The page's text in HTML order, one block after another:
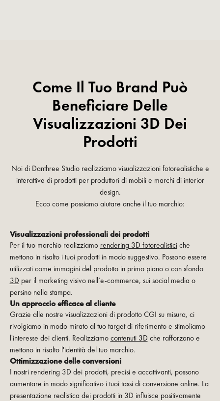
Come Il Tuo Brand Può
Beneficiare Delle
Visualizzazioni 3D Dei
Prodotti
Noi di Danthree Studio realizziamo visualizzazioni fotorealistiche e
interattive di prodotti per produttori di mobili e marchi di interior
design.
Ecco come possiamo aiutare anche il tuo marchio:
Visualizzazioni professionali dei prodotti
Per il tuo marchio realizziamo rendering 3D fotorealisticiche
mettono in risalto i tuoi prodotti in modo suggestivo. Possono essere
utilizzati come immagini del prodotto in primo piano o con sfondo
3D per il marketing visivo nell’e-commerce, sui social media o
persino nella stampa.
Un approccio efficace al cliente
Grazie alle nostre visualizzazioni di prodotto CGI su misura, ci
rivolgiamo in modo mirato al tuo target di riferimento e stimoliamo
l'interesse dei clienti. Realizziamo contenuti 3D che rafforzano e
mettono in risalto l'identità del tuo marchio.
Ottimizzazione delle conversioni
I nostri rendering 3D dei prodotti, precisi e accattivanti, possono
aumentare in modo significativo i tuoi tassi di conversione online. La
presentazione realistica dei prodotti in 3D influisce positivamente